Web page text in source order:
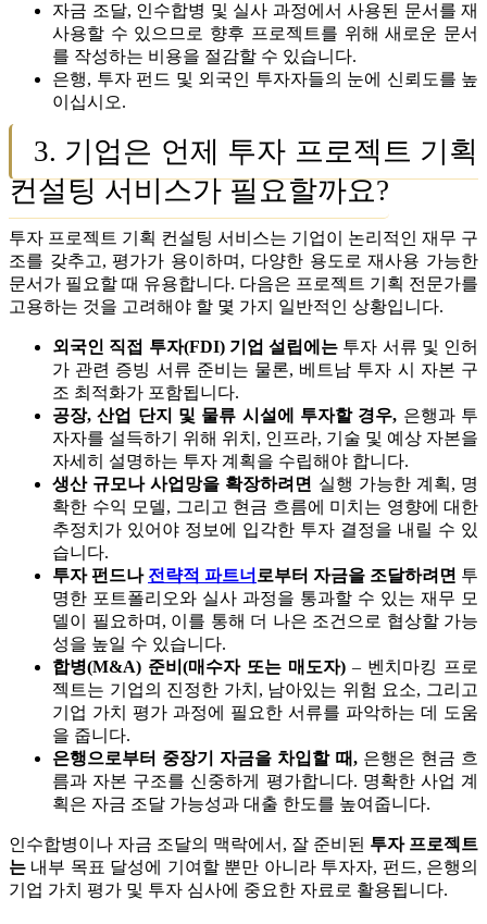
자금 조달, 인수합병 및 실사 과정에서 사용된 문서를 재
사용할 수 있으므로 향후 프로젝트를 위해 새로운 문서
를 작성하는 비용을 절감할 수 있습니다.
은행, 투자 펀드 및 외국인 투자자들의 눈에 신뢰도를 높
이십시오.
3. 기업은 언제 투자 프로젝트 기획
컨설팅 서비스가 필요할까요?
투자 프로젝트 기획 컨설팅 서비스는 기업이 논리적인 재무 구
조를 갖추고, 평가가 용이하며, 다양한 용도로 재사용 가능한
문서가 필요할 때 유용합니다. 다음은 프로젝트 기획 전문가를
고용하는 것을 고려해야 할 몇 가지 일반적인 상황입니다.
외국인 직접 투자(FDI) 기업 설립에는 투자 서류 및 인허
가 관련 증빙 서류 준비는 물론, 베트남 투자 시 자본 구
조 최적화가 포함됩니다.
공장, 산업 단지 및 물류 시설에 투자할 경우, 은행과 투
자자를 설득하기 위해 위치, 인프라, 기술 및 예상 자본을
자세히 설명하는 투자 계획을 수립해야 합니다.
생산 규모나 사업망을 확장하려면 실행 가능한 계획, 명
확한 수익 모델, 그리고 현금 흐름에 미치는 영향에 대한
추정치가 있어야 정보에 입각한 투자 결정을 내릴 수 있
습니다.
투자 펀드나 전략적 파트너 로부터 자금을 조달하려면 투
명한 포트폴리오와 실사 과정을 통과할 수 있는 재무 모
델이 필요하며, 이를 통해 더 나은 조건으로 협상할 가능
성을 높일 수 있습니다.
합병(M&A) 준비(매수자 또는 매도자) – 벤치마킹 프로
젝트는 기업의 진정한 가치, 남아있는 위험 요소, 그리고
기업 가치 평가 과정에 필요한 서류를 파악하는 데 도움
을 줍니다.
은행으로부터 중장기 자금을 차입할 때, 은행은 현금 흐
름과 자본 구조를 신중하게 평가합니다. 명확한 사업 계
획은 자금 조달 가능성과 대출 한도를 높여줍니다.
인수합병이나 자금 조달의 맥락에서, 잘 준비된 투자 프로젝트
는 내부 목표 달성에 기여할 뿐만 아니라 투자자, 펀드, 은행의
기업 가치 평가 및 투자 심사에 중요한 자료로 활용됩니다.